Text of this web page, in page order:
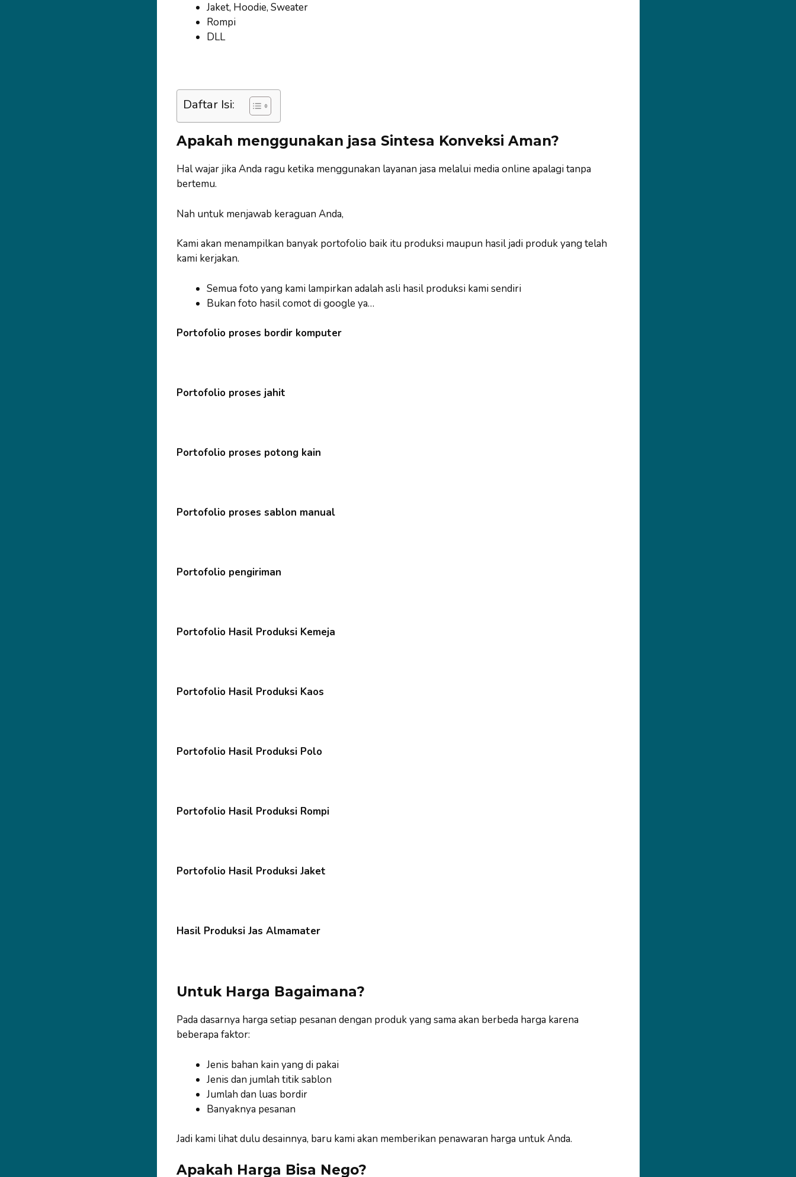
Jaket, Hoodie, Sweater
Rompi
DLL
Daftar Isi:
Apakah menggunakan jasa Sintesa Konveksi Aman?
Hal wajar jika Anda ragu ketika menggunakan layanan jasa melalui media online apalagi tanpa
bertemu.
Nah untuk menjawab keraguan Anda,
Kami akan menampilkan banyak portofolio baik itu produksi maupun hasil jadi produk yang telah
kami kerjakan.
Semua foto yang kami lampirkan adalah asli hasil produksi kami sendiri
Bukan foto hasil comot di google ya…
Portofolio proses bordir komputer
Portofolio proses jahit
Portofolio proses potong kain
Portofolio proses sablon manual
Portofolio pengiriman
Portofolio Hasil Produksi Kemeja
Portofolio Hasil Produksi Kaos
Portofolio Hasil Produksi Polo
Portofolio Hasil Produksi Rompi
Portofolio Hasil Produksi Jaket
Hasil Produksi Jas Almamater
Untuk Harga Bagaimana?
Pada dasarnya harga setiap pesanan dengan produk yang sama akan berbeda harga karena
beberapa faktor:
Jenis bahan kain yang di pakai
Jenis dan jumlah titik sablon
Jumlah dan luas bordir
Banyaknya pesanan
Jadi kami lihat dulu desainnya, baru kami akan memberikan penawaran harga untuk Anda.
Apakah Harga Bisa Nego?